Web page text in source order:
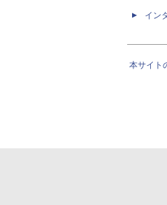
イン
本サイト